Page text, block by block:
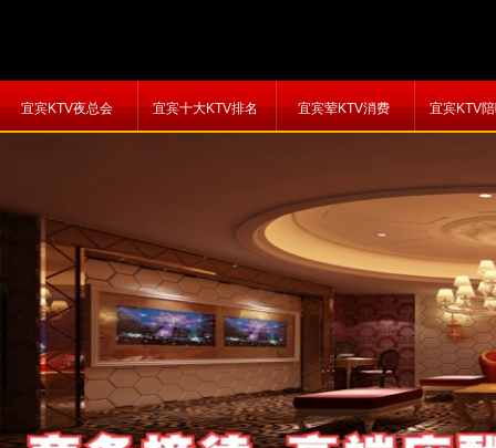
宜宾KTV夜总会 宜宾十大KTV排名 宜宾荤KTV消费 宜宾KTV